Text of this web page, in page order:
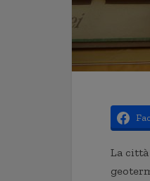
La città